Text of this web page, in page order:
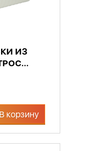
ИЗ
В корзину